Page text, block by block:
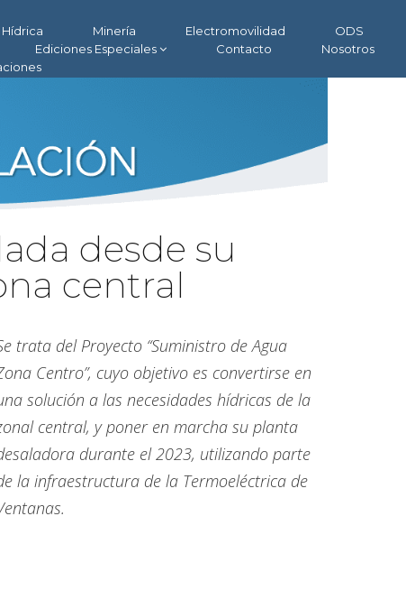
Minería Electromovilidad
ODS
Ediciones Especiales Contacto
Nosotros
desde su
central
trata del Proyecto “Suministro de Agua
Centro”, cuyo objetivo es convertirse en
solución a las necesidades hídricas de la
central, y poner en marcha su planta
durante el 2023, utilizando parte
la infraestructura de la Termoeléctrica de